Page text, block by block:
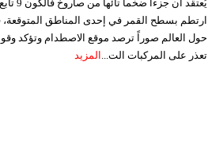
يُعتقد أن
ارتطم بسطح القمر في إحدى المناطق المتوقعة،
حول العالم صوراً ترصد موقع الاصطدام وتؤكد
تعذر على المركبات الت... المزيد